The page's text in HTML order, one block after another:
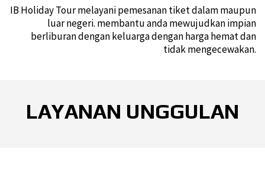
IB Holiday Tour melayani pemesanan tiket dalam maupun
luar negeri. membantu anda mewujudkan impian
berliburan dengan keluarga dengan harga hemat dan
tidak mengecewakan.
LAYANAN UNGGULAN